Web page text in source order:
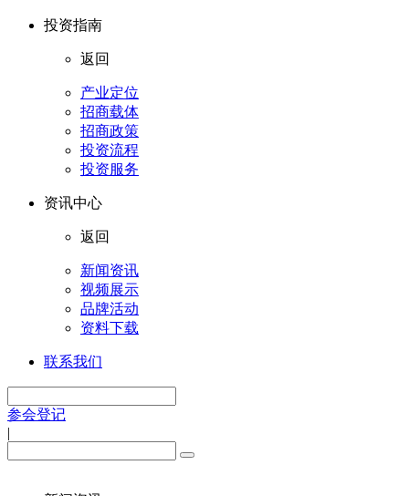
投资指南
返回
产业定位
招商载体
招商政策
投资流程
投资服务
资讯中心
返回
新闻资讯
视频展示
品牌活动
资料下载
联系我们
参会登记
|